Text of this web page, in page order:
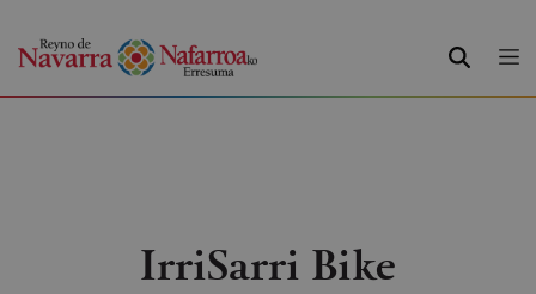
BUSCAR
IrriSarri Bike